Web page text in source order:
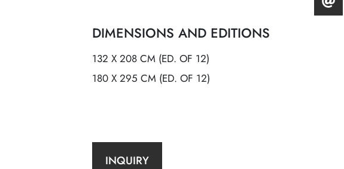
DIMENSIONS AND EDITIONS
132 X 208 CM (ED. OF 12)
180 X 295 CM (ED. OF 12)
INQUIRY